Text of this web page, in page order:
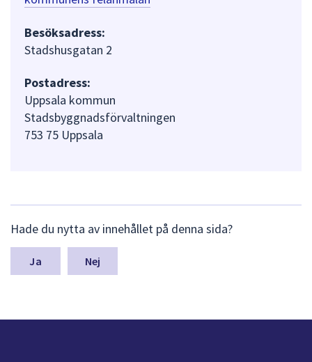
Besöksadress:
Stadshusgatan 2
Postadress:
Uppsala kommun
Stadsbyggnadsförvaltningen
753 75 Uppsala
ä
m
a
n
Hade du nytta av innehållet på denna sida?
Nej